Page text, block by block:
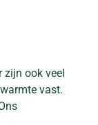
zijn ook veel
vast.